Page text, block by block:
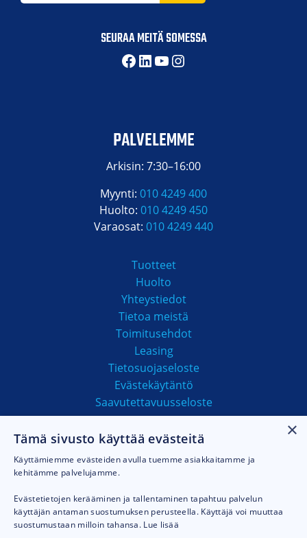
SEURAA MEITÄ SOMESSA
Facebook
LinkedIn
YouTube
Instagram
PALVELEMME
Arkisin: 7:30–16:00
Myynti: 010 4249 400
Huolto: 010 4249 450
Varaosat: 010 4249 440
Tuotteet
Huolto
Yhteystiedot
Tietoa meistä
Toimitusehdot
Leasing
Tietosuojaseloste
Evästekäytäntö
Saavutettavuusseloste
MAKSUTAVAT
×
Tämä sivusto käyttää evästeitä
Käyttämiemme evästeiden avulla tuemme asiakkaitamme ja
kehitämme palvelujamme.
Evästetietojen kerääminen ja tallentaminen tapahtuu palvelun
käyttäjän antaman suostumuksen perusteella. Käyttäjä voi muuttaa
suostumustaan milloin tahansa. Lue lisää